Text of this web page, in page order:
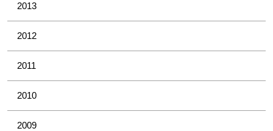
2013
2012
2011
2010
2009